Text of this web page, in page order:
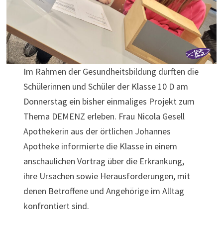
Im Rahmen der Gesundheitsbildung durften die
Schülerinnen und Schüler der Klasse 10 D am
Donnerstag ein bisher einmaliges Projekt zum
Thema DEMENZ erleben. Frau Nicola Gesell
Apothekerin aus der örtlichen Johannes
Apotheke informierte die Klasse in einem
anschaulichen Vortrag über die Erkrankung,
ihre Ursachen sowie Herausforderungen, mit
denen Betroffene und Angehörige im Alltag
konfrontiert sind.